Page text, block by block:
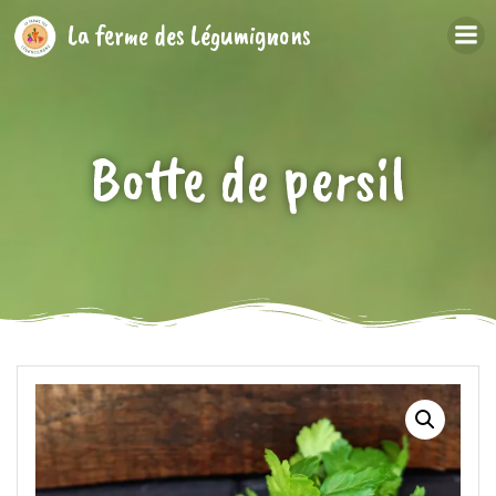
au
contenu
La ferme des Légumignons
Botte de persil